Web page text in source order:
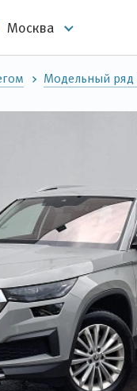
Москва
Модельный ряд